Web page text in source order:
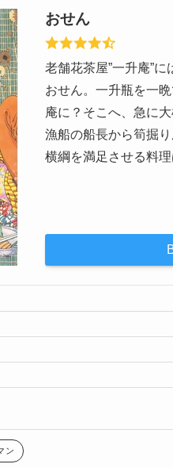
おせん
老舗花茶屋”一升庵”
おせん。一升瓶を一
庵に？そこへ、急に
漁船の船長から筍掘
横綱を満足させる料
ン